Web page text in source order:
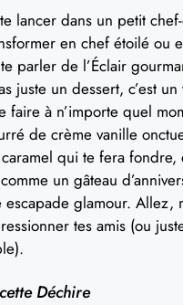
lancer dans un petit
en chef étoilé ou
parler de l’Éclair
juste un dessert, c’est
faire à n’importe quel
de crème vanille
qui te fera fondre,
un gâteau
glamour. Allez,
tes amis (ou
Déchire